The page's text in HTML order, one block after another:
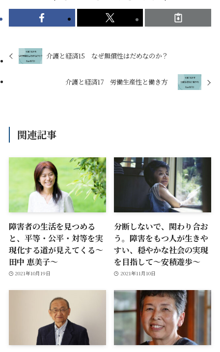
介護と経済15 なぜ無償性はだめなのか？
介護と経済17 労働生産性と働き方
関連記事
障害者の生活を見つめる
と、平等・公平・対等を実
現化する道が見えてくる〜
田中 恵美子〜
2021年10月19日
分断しないで、関わり合お
う。障害をもつ人が生きや
すい、穏やかな社会の実現
を目指して〜安積遊歩〜
2021年11月10日